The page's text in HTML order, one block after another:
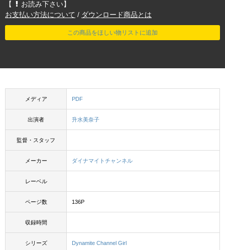
【
お読み下さい】
お支払い方法について / ダウンロード商品とは
この商品をほしい物リストに追加
メディア PDF
出演者 升水美奈子
監督・スタッフ
メーカー ダイナマイトチャンネル
レーベル
ページ数 136P
収録時間
シリーズ Dynamite Channel Girl